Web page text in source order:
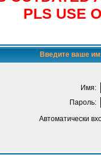
PLS USE
Введите ваше
Имя:
Пароль:
Автоматически